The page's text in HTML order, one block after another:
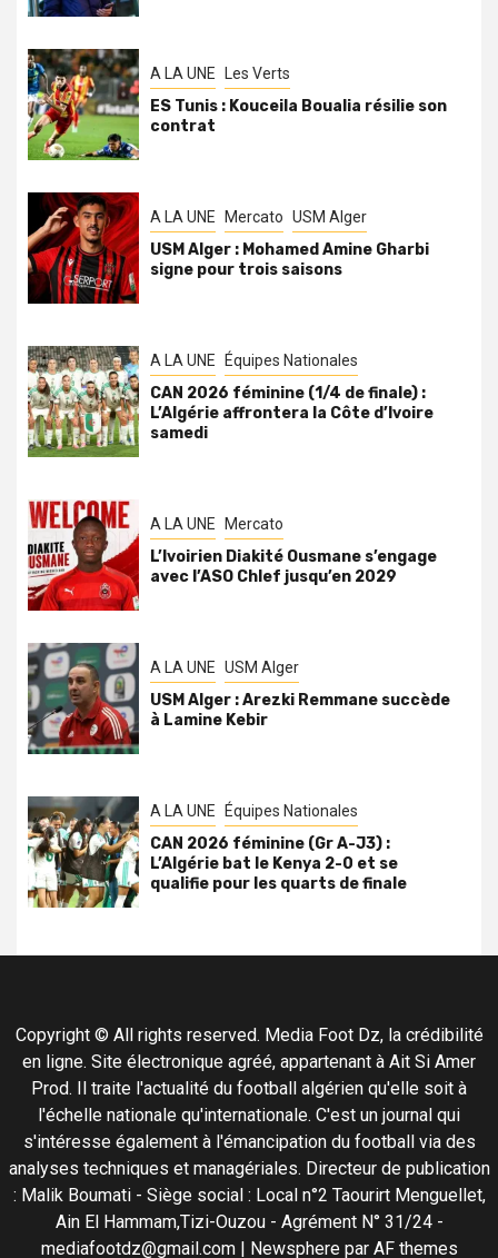
A LA UNE Les Verts
ES Tunis : Kouceila Boualia résilie son
contrat
A LA UNE Mercato USM Alger
USM Alger : Mohamed Amine Gharbi
signe pour trois saisons
A LA UNE Équipes Nationales
CAN 2026 féminine (1/4 de finale) :
L’Algérie affrontera la Côte d’Ivoire
samedi
A LA UNE Mercato
L’Ivoirien Diakité Ousmane s’engage
avec l’ASO Chlef jusqu’en 2029
A LA UNE USM Alger
USM Alger : Arezki Remmane succède
à Lamine Kebir
A LA UNE Équipes Nationales
CAN 2026 féminine (Gr A-J3) :
L’Algérie bat le Kenya 2-0 et se
qualifie pour les quarts de finale
Copyright © All rights reserved. Media Foot Dz, la crédibilité
en ligne. Site électronique agréé, appartenant à Ait Si Amer
Prod. Il traite l'actualité du football algérien qu'elle soit à
l'échelle nationale qu'internationale. C'est un journal qui
s'intéresse également à l'émancipation du football via des
analyses techniques et managériales. Directeur de publication
: Malik Boumati - Siège social : Local n°2 Taourirt Menguellet,
Ain El Hammam,Tizi-Ouzou - Agrément N° 31/24 -
mediafootdz@gmail.com
Newspherepar AF themes